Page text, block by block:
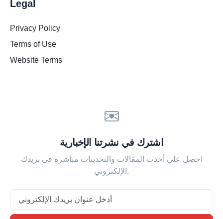
Legal
Privacy Policy
Terms of Use
Website Terms
اشترك في نشرتنا الإخبارية
احصل على أحدث المقالات والتحديثات مباشرة في بريدك
الإلكتروني.
Email